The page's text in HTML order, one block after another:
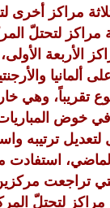
مراكز لتحتلّ
ألمانيا
وهي
خوض
ترتيبه
تراجعت
تقدّم منتخب البوسنة